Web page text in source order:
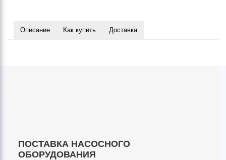
Описание Как купить Доставка
ПОСТАВКА НАСОСНОГО
ОБОРУДОВАНИЯ